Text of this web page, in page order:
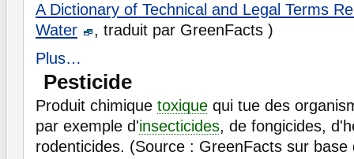
A Dictionary of Technical and Legal Terms
Water
, traduit par GreenFacts )
Plus…
Pesticide
Produit chimique toxique qui tue des
par exemple d'insecticides, de fongicides,
rodenticides. (Source : GreenFacts sur